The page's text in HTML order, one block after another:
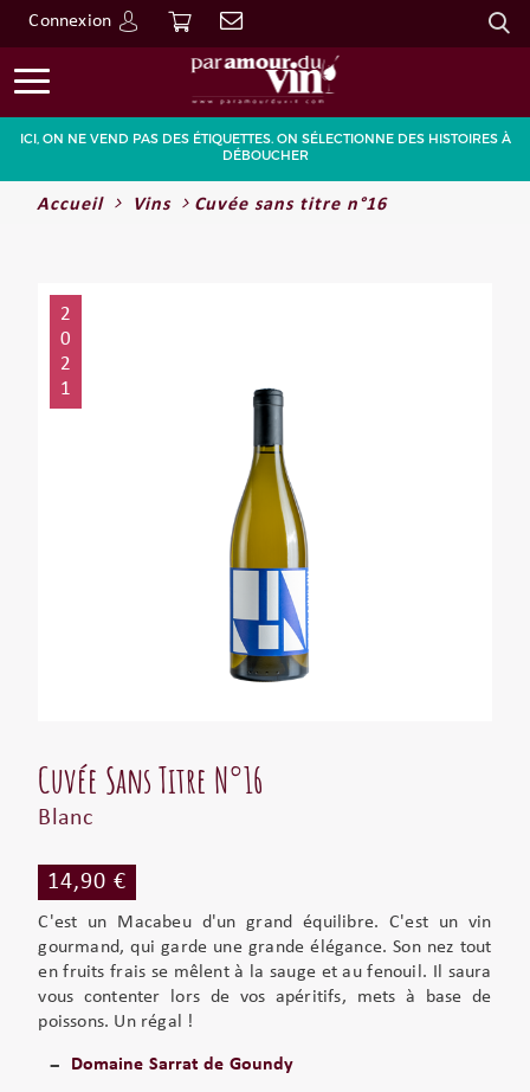
Connexion
Go
ICI, ON NE VEND PAS DES ÉTIQUETTES. ON SÉLECTIONNE DES HISTOIRES À
DÉBOUCHER
Accueil Vins Cuvée sans titre n°16
2
0
2
1
Cuvée Sans Titre N°16
Blanc
14,90 €
C'est un Macabeu d'un grand équilibre. C'est un vin
gourmand, qui garde une grande élégance. Son nez tout
en fruits frais se mêlent à la sauge et au fenouil. Il saura
vous contenter lors de vos apéritifs, mets à base de
poissons. Un régal !
Domaine Sarrat de Goundy